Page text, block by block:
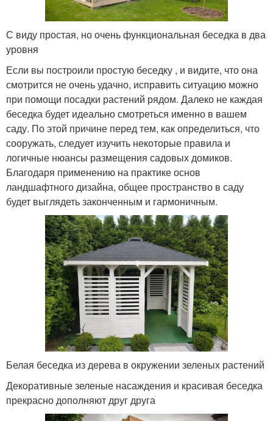
С виду простая, но очень функциональная беседка в два
уровня
Если вы построили простую беседку , и видите, что она
смотрится не очень удачно, исправить ситуацию можно
при помощи посадки растений рядом. Далеко не каждая
беседка будет идеально смотреться именно в вашем
саду. По этой причине перед тем, как определиться, что
сооружать, следует изучить некоторые правила и
логичные нюансы размещения садовых домиков.
Благодаря применению на практике основ
ландшафтного дизайна, общее пространство в саду
будет выглядеть законченным и гармоничным.
Белая беседка из дерева в окружении зеленых растений
Декоративные зеленые насаждения и красивая беседка
прекрасно дополняют друг друга